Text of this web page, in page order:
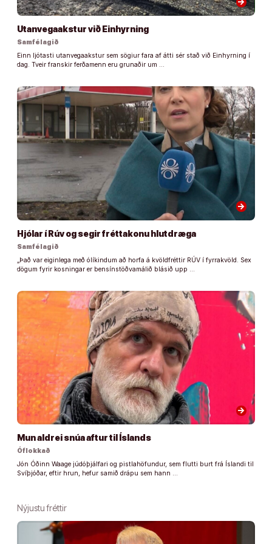
Utanvegaakstur við Einhyrning
Samfélagið
Einn ljótasti utanvegaakstur sem sögiur fara af átti sér stað við Einhyrning í
dag. Tveir franskir ferðamenn eru grunaðir um …
arrow_forward
Hjólar í Rúv og segir fréttakonu hlutdræga
Samfélagið
„Það var eiginlega með ólíkindum að horfa á kvöldfréttir RÚV í fyrrakvöld. Sex
dögum fyrir kosningar er bensínstöðvamálið blásið upp …
arrow_forward
Mun aldrei snúa aftur til Íslands
Óflokkað
Jón Óðinn Waage júdóþjálfari og pistlahöfundur, sem flutti burt frá Íslandi til
Svíþjóðar, eftir hrun, hefur samið drápu sem hann …
Nýjustu fréttir